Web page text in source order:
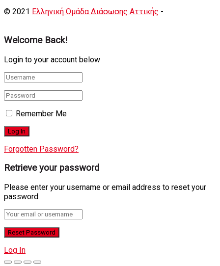
© 2021 Ελληνική Ομάδα Διάσωσης Αττικής -
Welcome Back!
Login to your account below
Remember Me
Forgotten Password?
Retrieve your password
Please enter your username or email address to reset your
password.
Log In